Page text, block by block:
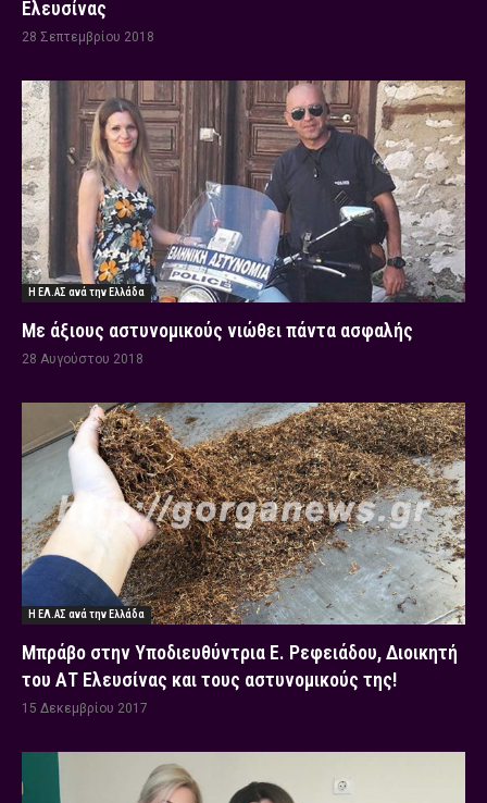
Ελευσίνας
28 Σεπτεμβρίου 2018
Η ΕΛ.ΑΣ ανά την Ελλάδα
Με άξιους αστυνομικούς νιώθει πάντα ασφαλής
28 Αυγούστου 2018
Η ΕΛ.ΑΣ ανά την Ελλάδα
Μπράβο στην Υποδιευθύντρια Ε. Ρεφειάδου, Διοικητή
του ΑΤ Ελευσίνας και τους αστυνομικούς της!
15 Δεκεμβρίου 2017